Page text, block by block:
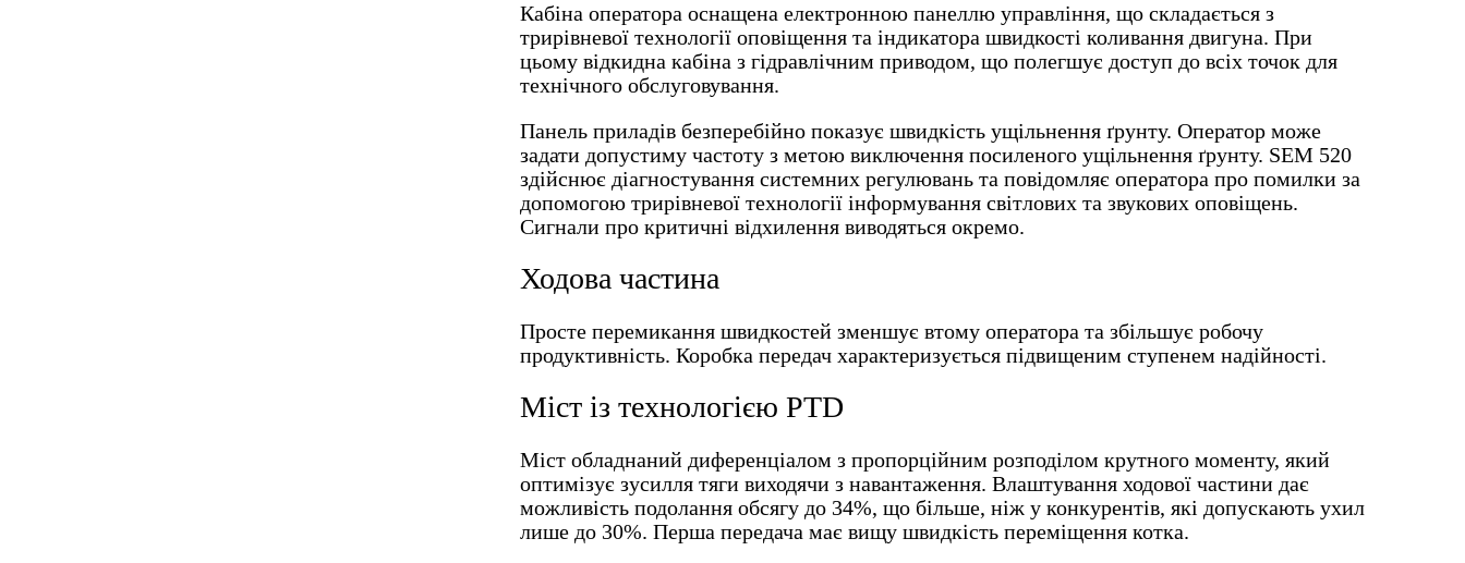
Кабіна оператора оснащена електронною панеллю управління, що складається з
трирівневої технології оповіщення та індикатора швидкості коливання двигуна. При
цьому відкидна кабіна з гідравлічним приводом, що полегшує доступ до всіх точок для
технічного обслуговування.
Панель приладів безперебійно показує швидкість ущільнення ґрунту. Оператор може
задати допустиму частоту з метою виключення посиленого ущільнення ґрунту. SEM 520
здійснює діагностування системних регулювань та повідомляє оператора про помилки за
допомогою трирівневої технології інформування світлових та звукових оповіщень.
Сигнали про критичні відхилення виводяться окремо.
Ходова частина
Просте перемикання швидкостей зменшує втому оператора та збільшує робочу
продуктивність. Коробка передач характеризується підвищеним ступенем надійності.
Міст із технологією PTD
Міст обладнаний диференціалом з пропорційним розподілом крутного моменту, який
оптимізує зусилля тяги виходячи з навантаження. Влаштування ходової частини дає
можливість подолання обсягу до 34%, що більше, ніж у конкурентів, які допускають ухил
лише до 30%. Перша передача має вищу швидкість переміщення котка.